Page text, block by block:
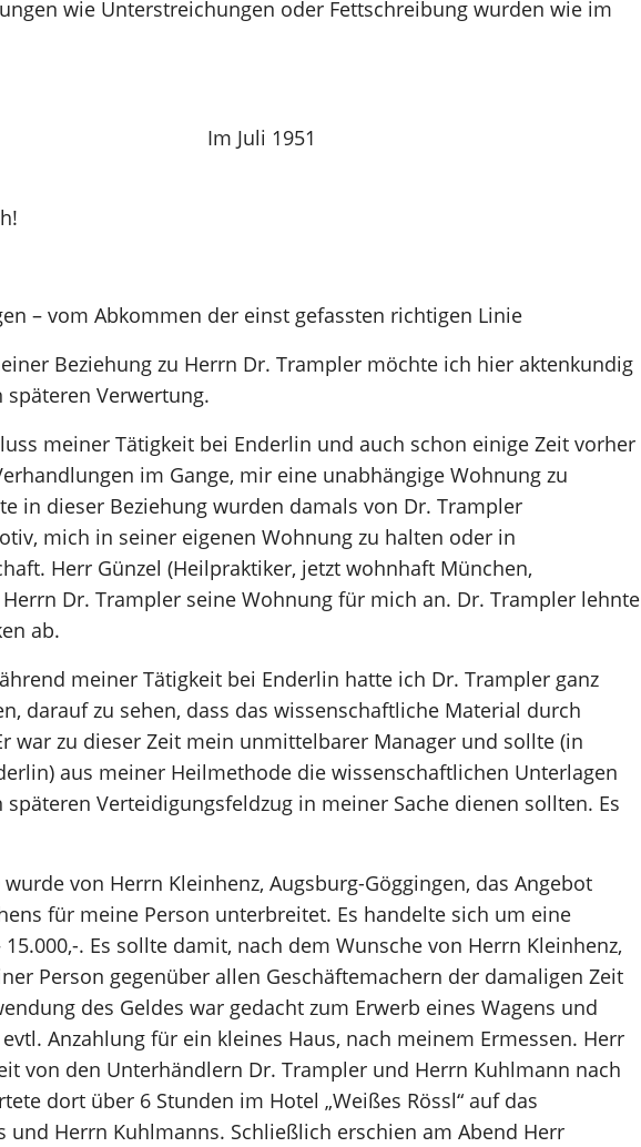
wie Unterstreichungen oder Fettschreibung wurden wie im
Im Juli 1951
– vom Abkommen der einst gefassten richtigen Linie
Beziehung zu Herrn Dr. Trampler möchte ich hier aktenkundig
Verwertung.
meiner Tätigkeit bei Enderlin und auch schon einige Zeit vorher
im Gange, mir eine unabhängige Wohnung zu
in dieser Beziehung wurden damals von Dr. Trampler
mich in seiner eigenen Wohnung zu halten oder in
Herr Günzel (Heilpraktiker, jetzt wohnhaft München,
Dr. Trampler seine Wohnung für mich an. Dr. Trampler lehnte
ab.
meiner Tätigkeit bei Enderlin hatte ich Dr. Trampler ganz
darauf zu sehen, dass das wissenschaftliche Material durch
war zu dieser Zeit mein unmittelbarer Manager und sollte (in
aus meiner Heilmethode die wissenschaftlichen Unterlagen
Verteidigungsfeldzug in meiner Sache dienen sollten. Es
von Herrn Kleinhenz, Augsburg-Göggingen, das Angebot
für meine Person unterbreitet. Es handelte sich um eine
. Es sollte damit, nach dem Wunsche von Herrn Kleinhenz,
Person gegenüber allen Geschäftemachern der damaligen Zeit
des Geldes war gedacht zum Erwerb eines Wagens und
Anzahlung für ein kleines Haus, nach meinem Ermessen. Herr
von den Unterhändlern Dr. Trampler und Herrn Kuhlmann nach
dort über 6 Stunden im Hotel „Weißes Rössl“ auf das
und Herrn Kuhlmanns. Schließlich erschien am Abend Herr